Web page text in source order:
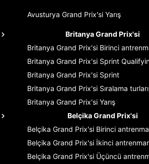
Avusturya Grand Prix'si Yarış
Britanya Grand Prix'si
Britanya Grand Prix'si Birinci
Britanya Grand Prix'si Sprint
Britanya Grand Prix'si Sprint
Britanya Grand Prix'si Sıralama turları
Britanya Grand Prix'si Yarış
Belçika Grand Prix'si
Belçika Grand Prix'si Birinci
Belçika Grand Prix'si İkinci
Belçika Grand Prix'si Üçüncü